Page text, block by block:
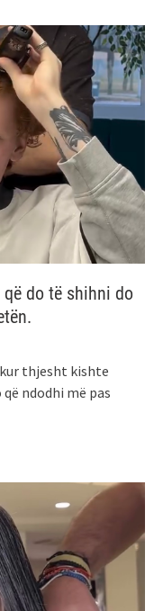
do të shihni do
thjesht kishte
ndodhi më pas